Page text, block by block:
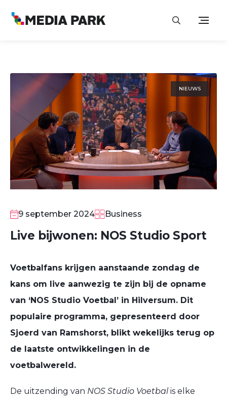
NIEUWS
9 september 2024 Business
Live bijwonen: NOS Studio Sport
Voetbalfans krijgen aanstaande zondag de
kans om live aanwezig te zijn bij de opname
van ‘NOS Studio Voetbal’ in Hilversum. Dit
populaire programma, gepresenteerd door
Sjoerd van Ramshorst, blikt wekelijks terug op
de laatste ontwikkelingen in de
voetbalwereld.
De uitzending van NOS Studio Voetbal is elke